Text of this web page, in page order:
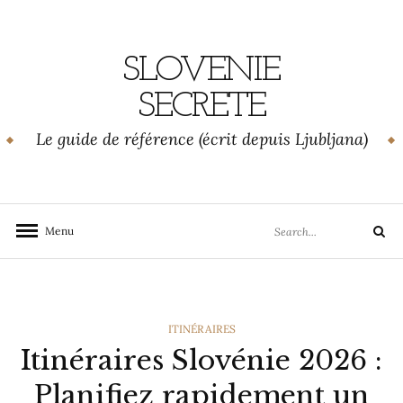
SLOVENIE
SECRETE
Le guide de référence (écrit depuis Ljubljana)
Menu
for:
Search
CATEGORIES
ITINÉRAIRES
Itinéraires Slovénie 2026 :
Planifiez rapidement un